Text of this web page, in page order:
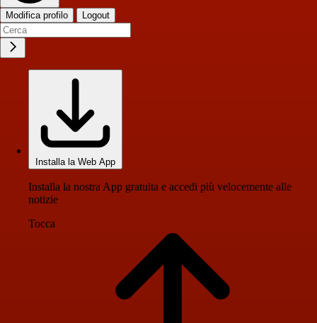
Modifica profilo Logout
Installa la Web App
Installa la nostra App gratuita e accedi più velocemente alle
notizie
Tocca